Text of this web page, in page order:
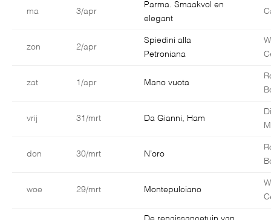
ma 3/apr
Parma. Smaakvol en
elegant
zon 2/apr
Spiedini alla
Petroniana
zat 1/apr Mano vuota
vrij 31/mrt Da Gianni, Ham
don 30/mrt N’oro
woe 29/mrt Montepulciano